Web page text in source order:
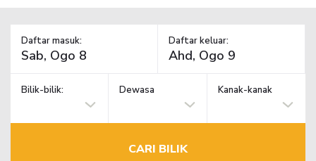
Daftar masuk: Daftar keluar:
Bilik-bilik: Dewasa Kanak-kanak
CARI BILIK